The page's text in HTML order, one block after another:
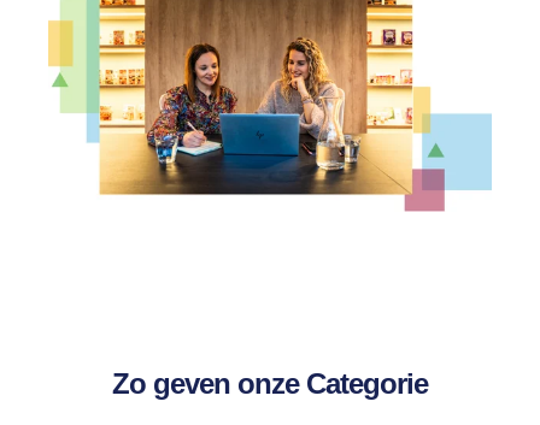
Zo geven onze Categorie